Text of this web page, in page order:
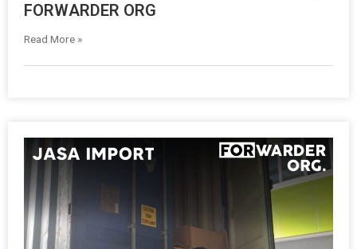
FORWARDER ORG
Read More »